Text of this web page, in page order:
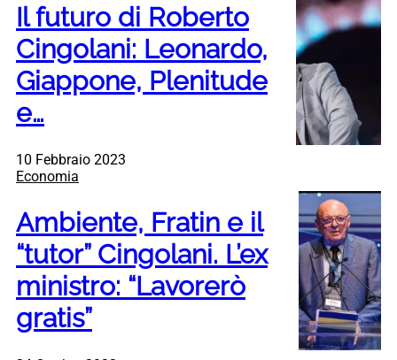
Il futuro di Roberto
Cingolani: Leonardo,
Giappone, Plenitude
e…
10 Febbraio 2023
Economia
Ambiente, Fratin e il
“tutor” Cingolani. L’ex
ministro: “Lavorerò
gratis”